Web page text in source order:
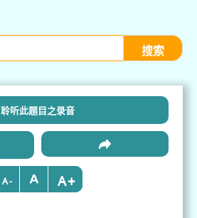
聆听此题目之录音
- +